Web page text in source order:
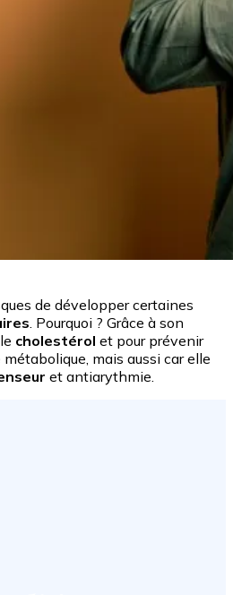
de développer certaines
. Pourquoi ? Grâce à son
cholestérol et pour prévenir
mais aussi car elle
et antiarythmie.